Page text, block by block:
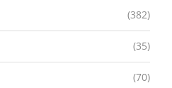
(382)
(35)
(70)